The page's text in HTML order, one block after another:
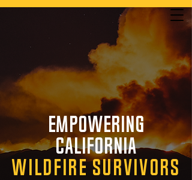
888.800.1808
NO TIENE QUE PAGAR AL MENOS QUE GANEMOS | LLAMENOS HOY
empowering
california
wildfire survivors